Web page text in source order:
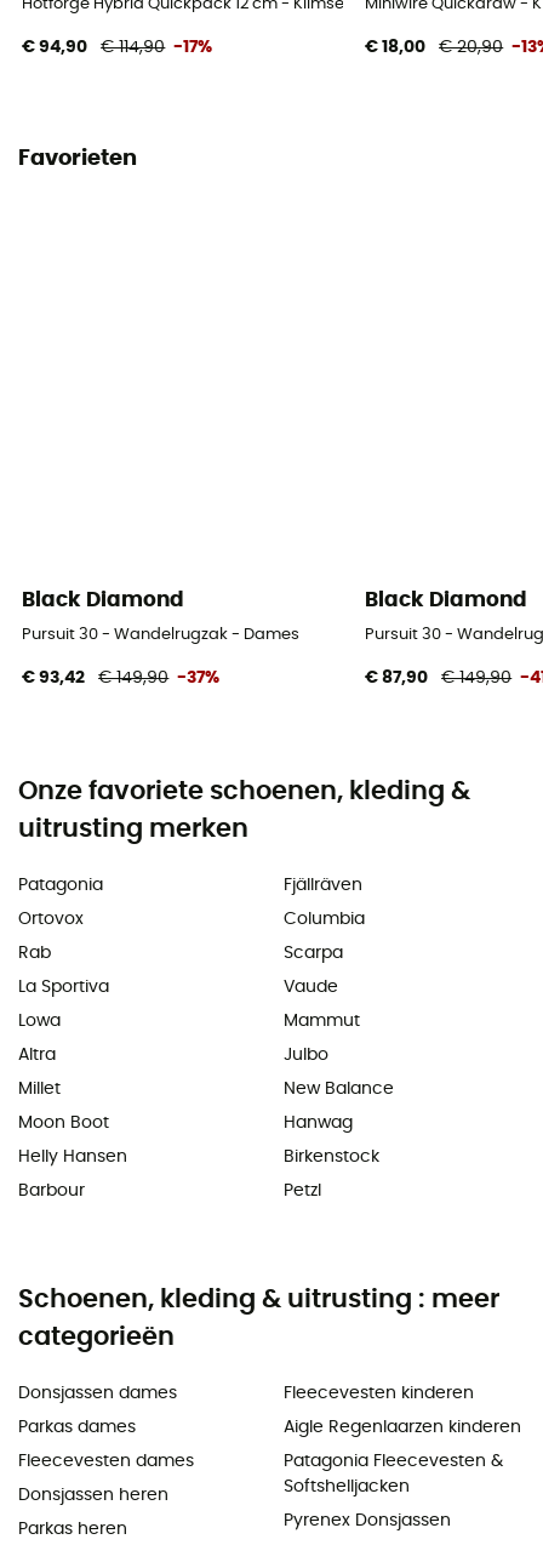
Hotforge Hybrid Quickpack 12 cm - Klimset
€ 94,90 € 114,90 -17%
Miniwire Quickdraw -
€ 18,00 € 20,90 -
Favorieten
Black Diamond
Pursuit 30 - Wandelrugzak - Dames
€ 93,42 € 149,90 -37%
Black Diamond
Pursuit 30 -
€ 87,90 € 149,90 -
Onze favoriete schoenen, kleding &
uitrusting merken
Patagonia
Ortovox
Rab
La Sportiva
Lowa
Altra
Millet
Moon Boot
Helly Hansen
Barbour
Fjällräven
Columbia
Scarpa
Vaude
Mammut
Julbo
New Balance
Hanwag
Birkenstock
Petzl
Schoenen, kleding & uitrusting : meer
categorieën
Donsjassen dames
Parkas dames
Fleecevesten dames
Donsjassen heren
Parkas heren
Fleecevesten kinderen
Aigle Regenlaarzen kinderen
Patagonia Fleecevesten &
Softshelljacken
Pyrenex Donsjassen